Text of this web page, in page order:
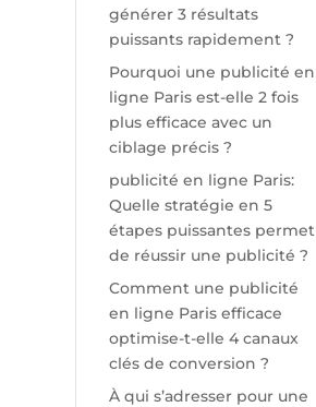
générer 3 résultats
puissants rapidement ?
Pourquoi une publicité en
ligne Paris est-elle 2 fois
plus efficace avec un
ciblage précis ?
publicité en ligne Paris:
Quelle stratégie en 5
étapes puissantes permet
de réussir une publicité ?
Comment une publicité
en ligne Paris efficace
optimise-t-elle 4 canaux
clés de conversion ?
À qui s’adresser pour une